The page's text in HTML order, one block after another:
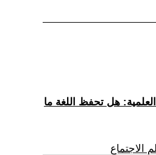
العلمية: هل تحفظ اللغة ما
الاجتماع